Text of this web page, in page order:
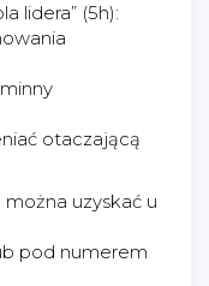
lidera” (5h):
otaczającą
uzyskać u
pod numerem